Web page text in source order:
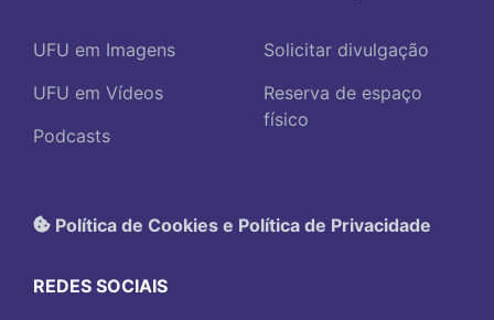
UFU em Imagens
UFU em Vídeos
Podcasts
Solicitar divulgação
Reserva de espaço
físico
Política de Cookies e Política de Privacidade
REDES SOCIAIS